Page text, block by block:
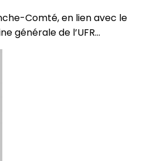
Comté, en lien avec le
générale de l’UFR...